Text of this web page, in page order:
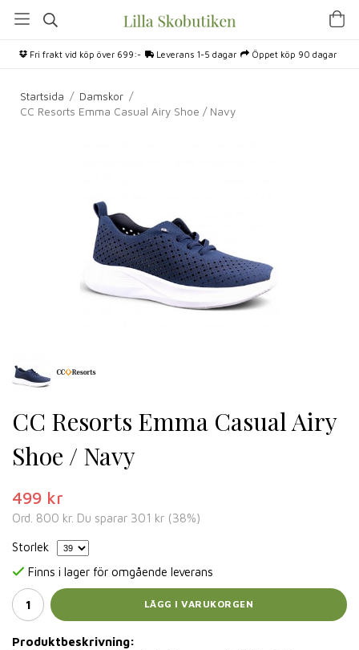
Fri frakt vid köp över 699:- Leverans 1-5 dagar Öppet köp 90 dagar
Startsida / Damskor /
CC Resorts Emma Casual Airy Shoe / Navy
CC Resorts Emma Casual Airy
Shoe / Navy
499 kr
Ord. 800 kr. Du sparar 301 kr (38%)
Storlek
Finns i lager för omgående leverans
LÄGG I VARUKORGEN
Produktbeskrivning: